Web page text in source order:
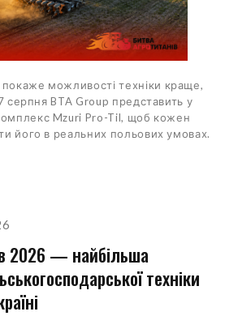
можливості техніки краще,
серпня BTA Group представить у
Mzuri Pro-Til, щоб кожен
його в реальних польових умовах.
2026 — найбільша
техніки